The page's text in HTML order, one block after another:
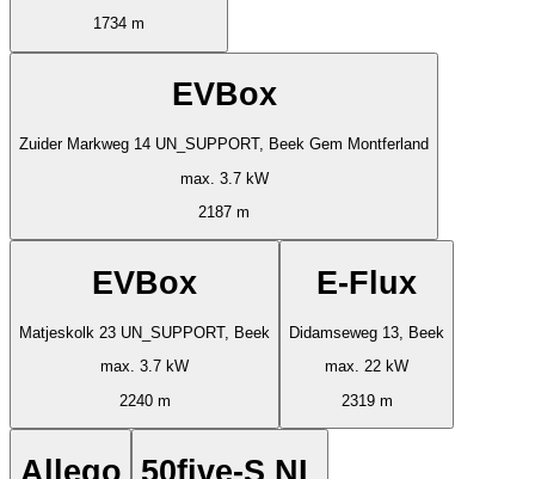
1734 m
EVBox
Zuider Markweg 14 UN_SUPPORT, Beek Gem Montferland
max. 3.7 kW
2187 m
EVBox
Matjeskolk 23 UN_SUPPORT, Beek
max. 3.7 kW
2240 m
E-Flux
Didamseweg 13, Beek
max. 22 kW
2319 m
Allego 50five-S NL